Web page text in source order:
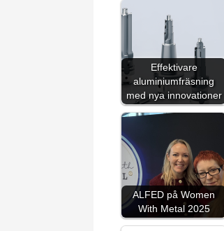
Effektivare
aluminiumfräsning
med nya innovationer
ALFED på Women
With Metal 2025